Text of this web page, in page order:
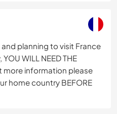
planning to visit France
WILL NEED THE
more information please
home country BEFORE